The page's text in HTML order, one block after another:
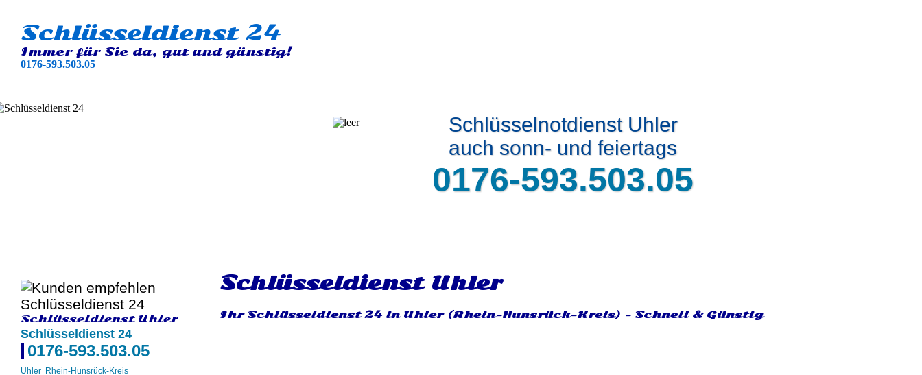
Schlüsseldienst 24
Immer für Sie da, gut und günstig!
0176-593.503.05
Schlüsselnotdienst Uhler
auch sonn- und feiertags
0176-593.503.05
Schlüsseldienst Uhler
Schlüsseldienst 24
0176-593.503.05
Uhler Rhein-Hunsrück-Kreis
Schlüsseldienst Uhler
Ihr Schlüsseldienst 24 in Uhler (Rhein-Hunsrück-Kreis) - Schnell & Günstig